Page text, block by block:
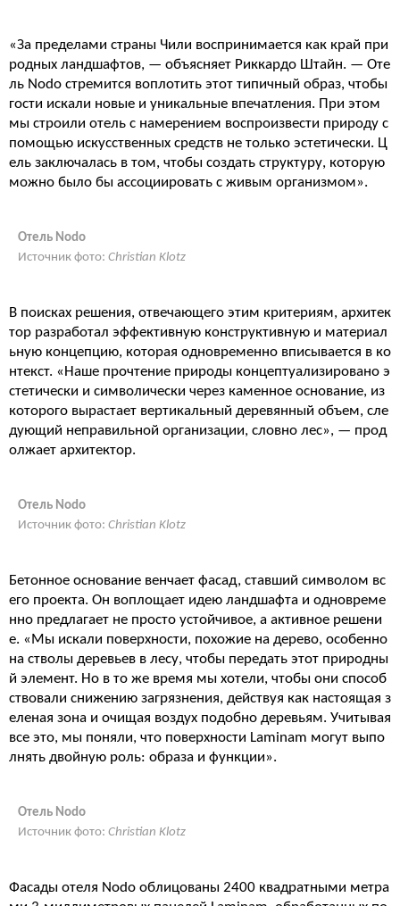
«За пределами страны Чили воспринимается как край при
родных ландшафтов, — объясняет Риккардо Штайн. — Оте
ль Nodo стремится воплотить этот типичный образ, чтобы
гости искали новые и уникальные впечатления. При этом
мы строили отель с намерением воспроизвести природу с
помощью искусственных средств не только эстетически. Ц
ель заключалась в том, чтобы создать структуру, которую
можно было бы ассоциировать с живым организмом».
Отель Nodo
Источник фото: Christian Klotz
В поисках решения, отвечающего этим критериям, архитек
тор разработал эффективную конструктивную и материал
ьную концепцию, которая одновременно вписывается в ко
нтекст. «Наше прочтение природы концептуализировано э
стетически и символически через каменное основание, из
которого вырастает вертикальный деревянный объем, сле
дующий неправильной организации, словно лес», — прод
олжает архитектор.
Отель Nodo
Источник фото: Christian Klotz
Бетонное основание венчает фасад, ставший символом вс
его проекта. Он воплощает идею ландшафта и одновреме
нно предлагает не просто устойчивое, а активное решени
е. «Мы искали поверхности, похожие на дерево, особенно
на стволы деревьев в лесу, чтобы передать этот природны
й элемент. Но в то же время мы хотели, чтобы они способ
ствовали снижению загрязнения, действуя как настоящая з
еленая зона и очищая воздух подобно деревьям. Учитывая
все это, мы поняли, что поверхности Laminam могут выпо
лнять двойную роль: образа и функции».
Отель Nodo
Источник фото: Christian Klotz
Фасады отеля Nodo облицованы 2400 квадратными метра